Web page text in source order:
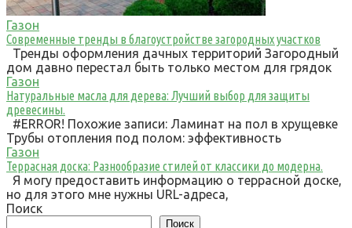
Газон
Современные тренды в благоустройстве загородных участков
Тренды оформления дачных территорий Загородный
дом давно перестал быть только местом для грядок
Газон
Натуральные масла для дерева: Лучший выбор для защиты
древесины.
#ERROR! Похожие записи: Ламинат на пол в хрущевке
Трубы отопления под полом: эффективность
Газон
Террасная доска: Разнообразие стилей от классики до модерна.
Я могу предоставить информацию о террасной доске,
но для этого мне нужны URL-адреса,
Поиск
Поиск